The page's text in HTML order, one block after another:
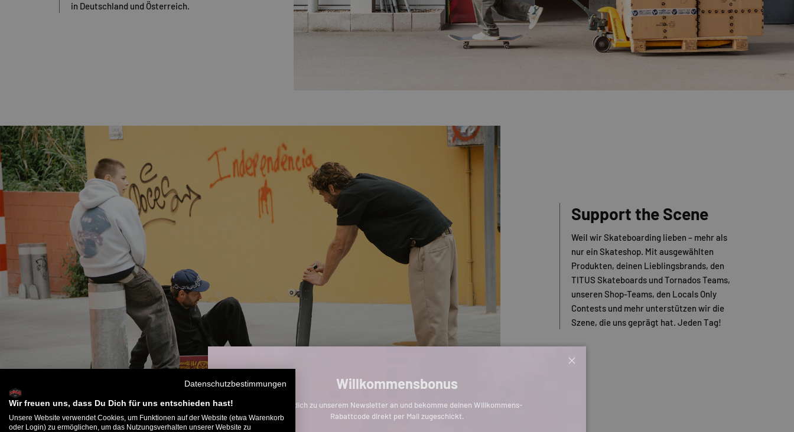
in Deutschland und Österreich.
Support the Scene
Weil wir Skateboarding lieben – mehr als
nur ein Skateshop. Mit ausgewählten
Produkten, deinen Lieblingsbrands, den
TITUS Skateboards und Tornados Teams,
unseren Shop-Teams, den Locals Only
Contests und mehr unterstützen wir die
Szene, die uns geprägt hat. Jeden Tag!
Willkommensbonus
Melde dich zu unserem Newsletter an und bekomme deinen Willkommens-
Rabattcode direkt per Mail zugeschickt.
Datenschutzbestimmungen
Wir freuen uns, dass Du Dich für uns entschieden hast!
Unsere Website verwendet Cookies, um Funktionen auf der Website (etwa Warenkorb
oder Login) zu ermöglichen, um das Nutzungsverhalten unserer Website zu